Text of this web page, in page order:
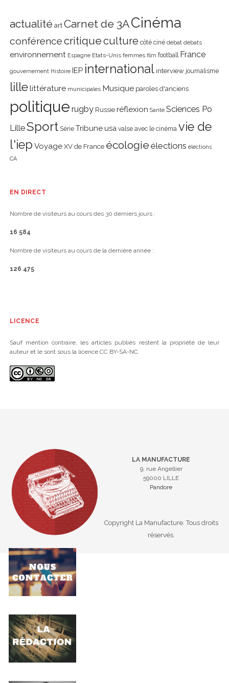
actualité art Carnet de 3ACinéma
conférencecritiqueculture côté ciné débat débats
environnement Espagne Etats-Unis femmes film football France
gouvernement Histoire IEP international interview journalisme
lillelittérature municipales Musique paroles d'anciens
politique rugby Russie réflexion Santé Sciences Po
LilleSport Série Tribune usa valse avec le cinéma vie de
l'iep Voyage XV de France écologie élections élections
CA
EN DIRECT
Nombre de visiteurs au cours des 30 derniers jours :
16 584
Nombre de visiteurs au cours de la dernière année :
126 475
LICENCE
Sauf mention contraire, les articles publiés restent la propriété de leur
auteur et le sont sous la licence CC BY-SA-NC.
LA MANUFACTURE
9, rue Angellier
59000 LILLE
Pandore
Copyright La Manufacture. Tous droits
réservés.